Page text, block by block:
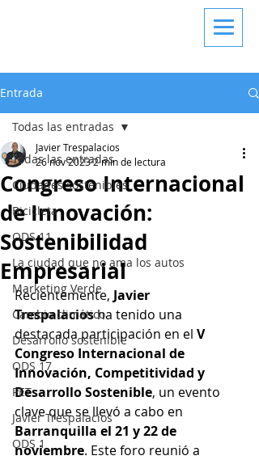
Entrada
Todas las entradas
Ciudades sostenibles
Bicicleta
ODS 11
La ciudad que no ama los autos
Marketing Verde
Cambio climático
Desarrollo sostenible
ODS 17
PET
Javier Trespalacios
ODS 1
Todas las entradas
Congreso Internacional
de Innovación:
Sostenibilidad
Empresarial
Javier Trespalacios
26 nov 20232 min de lectura
Recientemente, Javier
Trespalacios ha tenido una
destacada participación en el V
Congreso Internacional de
Innovación, Competitividad y
Desarrollo Sostenible, un evento
clave que se llevó a cabo en
Barranquilla el 21 y 22 de
noviembre. Este foro reunió a